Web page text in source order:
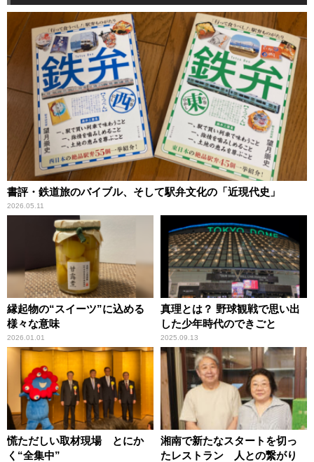
書評・鉄道旅のバイブル、そして駅弁文化の「近現代史」
2026.05.11
縁起物の“スイーツ”に込める
様々な意味
2026.01.01
真理とは？ 野球観戦で思い出
した少年時代のできごと
2025.09.13
慌ただしい取材現場 とにか
く“全集中”
湘南で新たなスタートを切っ
たレストラン 人との繋がり